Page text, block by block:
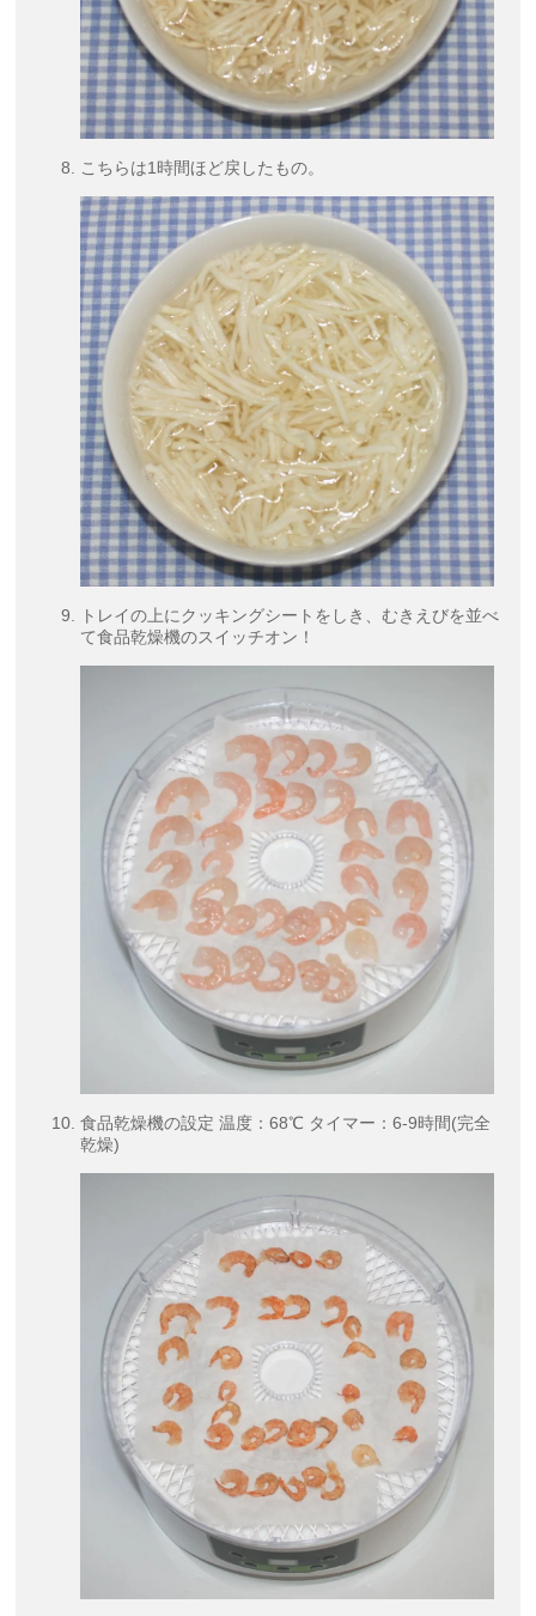
こちらは1時間ほど戻したもの。
トレイの上にクッキングシートをしき、むきえびを並べ
て食品乾燥機のスイッチオン！
食品乾燥機の設定 温度：68℃ タイマー：6-9時間(完全
乾燥)